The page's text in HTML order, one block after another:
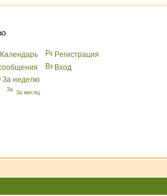
Календарь
Peгиcтрaция
Вхoд
За неделю
За месяц